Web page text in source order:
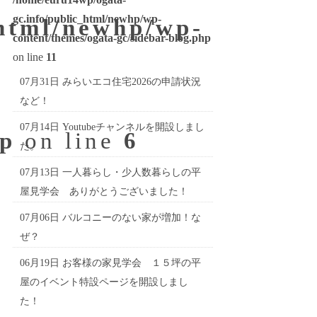
newhp/wp-
on line 6
gc.info/public_html/newhp/wp-
content/themes/ogata-gc/sidebar-blog.php
on line 11
07月31日 みらいエコ住宅2026の申請状況
など！
07月14日 Youtubeチャンネルを開設しまし
た。
07月13日 一人暮らし・少人数暮らしの平
屋見学会 ありがとうございました！
07月06日 バルコニーのない家が増加！な
ぜ？
06月19日 お客様の家見学会 １５坪の平
屋のイベント特設ページを開設しまし
た！